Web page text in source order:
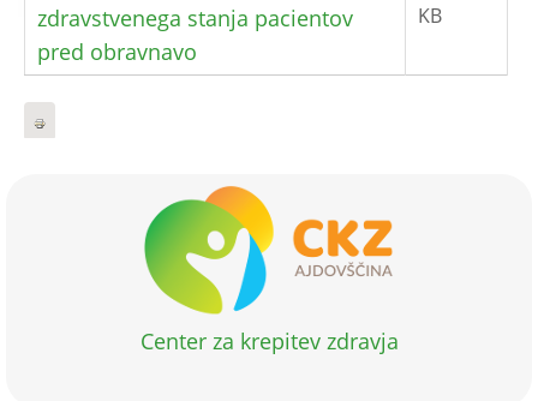
zdravstvenega stanja pacientov
pred obravnavo
KB
Center za krepitev zdravja